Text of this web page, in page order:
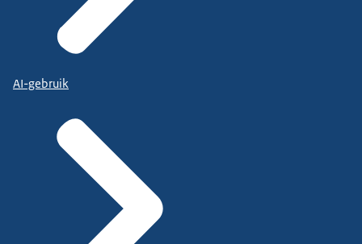
AI-gebruik